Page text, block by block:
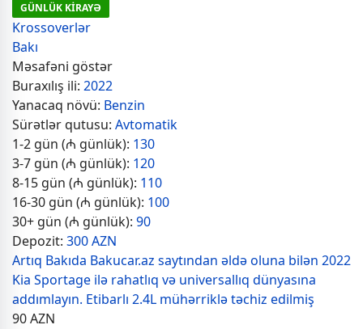
GÜNLÜK KİRAYƏ
Krossoverlər
Bakı
Məsafəni göstər
Buraxılış ili: 2022
Yanacaq növü: Benzin
Sürətlər qutusu: Avtomatik
1-2 gün (₼ günlük): 130
3-7 gün (₼ günlük): 120
8-15 gün (₼ günlük): 110
16-30 gün (₼ günlük): 100
30+ gün (₼ günlük): 90
Depozit: 300 AZN
Artıq Bakıda Bakucar.az saytından əldə oluna bilən 2022
Kia Sportage ilə rahatlıq və universallıq dünyasına
addımlayın. Etibarlı 2.4L mühərriklə təchiz edilmiş
90AZN